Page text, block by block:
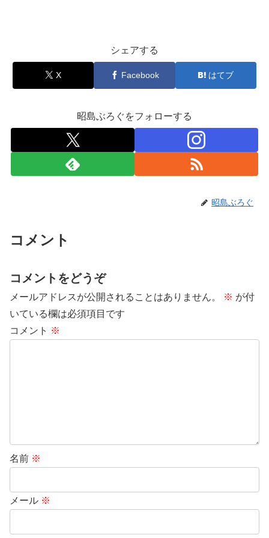
シェアする
X Facebook はてブ
昭島ぶろぐをフォローする
昭島ぶろぐ
コメント
コメントをどうぞ
メールアドレスが公開されることはありません。 ※ が付
いている欄は必須項目です
コメント ※
名前 ※
メール ※